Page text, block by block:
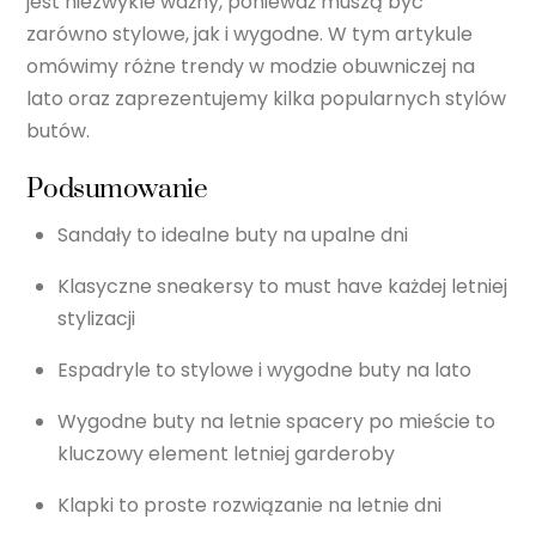
zarówno stylowe, jak i wygodne. W tym artykule
omówimy różne trendy w modzie obuwniczej na
lato oraz zaprezentujemy kilka popularnych stylów
butów.
Podsumowanie
Sandały to idealne buty na upalne dni
Klasyczne sneakersy to must have każdej letniej
stylizacji
Espadryle to stylowe i wygodne buty na lato
Wygodne buty na letnie spacery po mieście to
kluczowy element letniej garderoby
Klapki to proste rozwiązanie na letnie dni